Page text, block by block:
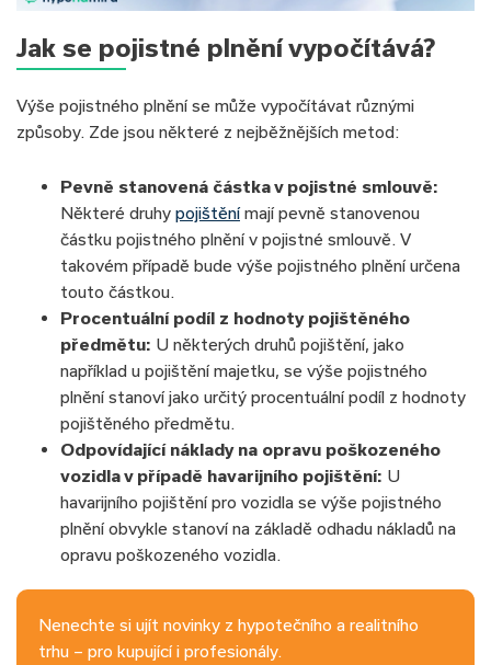
Jak se pojistné plnění vypočítává?
Výše pojistného plnění se může vypočítávat různými
způsoby. Zde jsou některé z nejběžnějších metod:
Pevně stanovená částka v pojistné smlouvě:
Některé druhy pojištěnímají pevně stanovenou
částku pojistného plnění v pojistné smlouvě. V
takovém případě bude výše pojistného plnění určena
touto částkou.
Procentuální podíl z hodnoty pojištěného
předmětu: U některých druhů pojištění, jako
například u pojištění majetku, se výše pojistného
plnění stanoví jako určitý procentuální podíl z hodnoty
pojištěného předmětu.
Odpovídající náklady na opravu poškozeného
vozidla v případě havarijního pojištění: U
havarijního pojištění pro vozidla se výše pojistného
plnění obvykle stanoví na základě odhadu nákladů na
opravu poškozeného vozidla.
Nenechte si ujít novinky z hypotečního a realitního
trhu – pro kupující i profesionály.